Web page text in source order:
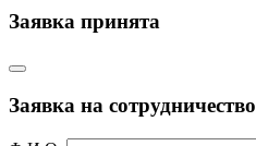
Заявка принята
Заявка на сотрудничество